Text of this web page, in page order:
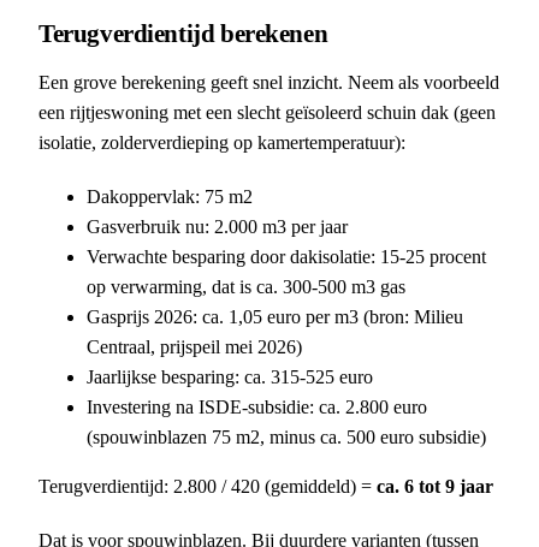
Terugverdientijd berekenen
Een grove berekening geeft snel inzicht. Neem als voorbeeld
een rijtjeswoning met een slecht geïsoleerd schuin dak (geen
isolatie, zolderverdieping op kamertemperatuur):
Dakoppervlak: 75 m2
Gasverbruik nu: 2.000 m3 per jaar
Verwachte besparing door dakisolatie: 15-25 procent
op verwarming, dat is ca. 300-500 m3 gas
Gasprijs 2026: ca. 1,05 euro per m3 (bron: Milieu
Centraal, prijspeil mei 2026)
Jaarlijkse besparing: ca. 315-525 euro
Investering na ISDE-subsidie: ca. 2.800 euro
(spouwinblazen 75 m2, minus ca. 500 euro subsidie)
Terugverdientijd: 2.800 / 420 (gemiddeld) = ca. 6 tot 9 jaar
Dat is voor spouwinblazen. Bij duurdere varianten (tussen